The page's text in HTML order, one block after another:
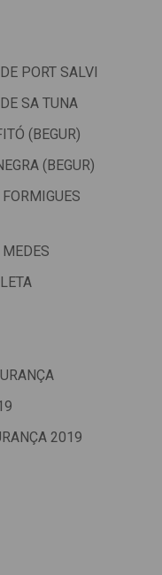
PORT SALVI
SA TUNA
(BEGUR)
(BEGUR)
2019